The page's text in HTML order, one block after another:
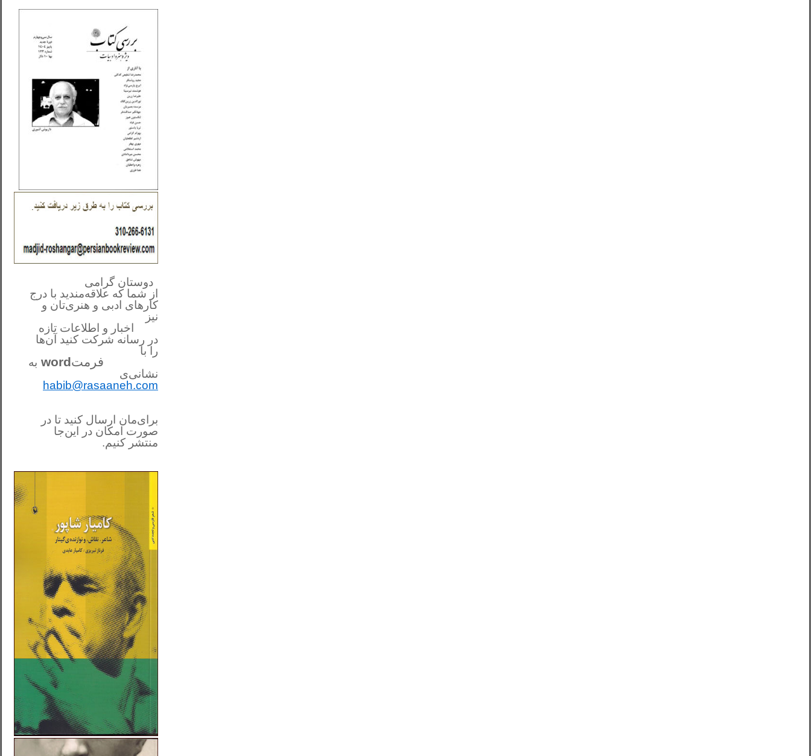
دوستان گرامی
از شما که علاقه‌مندید با درج
کارهای‌ ادبی و هنری‌تان و
نیز
اخبار و اطلاعات تازه
در رسانه شرکت کنید آن‌ها
را با
فرمتword به
نشانی‌ی
habib@rasaaneh.com
برای‌مان ارسال کنید تا در
صورت امکان در این‌جا
منتشر کنیم.